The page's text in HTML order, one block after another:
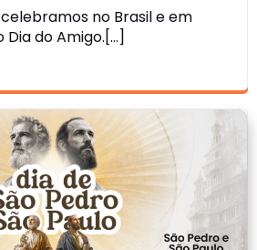
celebramos no Brasil e em
Dia do Amigo.[…]